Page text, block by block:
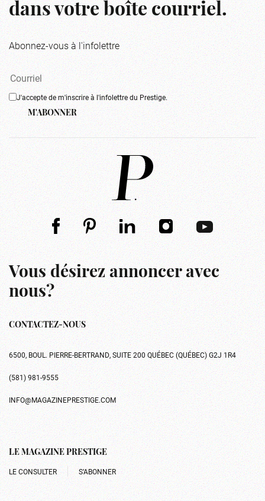
dans votre boîte courriel.
Abonnez-vous à l'infolettre
J'accepte de m'inscrire à l'infolettre du Prestige.
M'ABONNER
Vous désirez annoncer avec
nous?
CONTACTEZ-NOUS
6500, BOUL. PIERRE-BERTRAND, SUITE 200 QUÉBEC (QUÉBEC) G2J 1R4
(581) 981-9555
INFO@MAGAZINEPRESTIGE.COM
LE MAGAZINE PRESTIGE
LE CONSULTER S’ABONNER